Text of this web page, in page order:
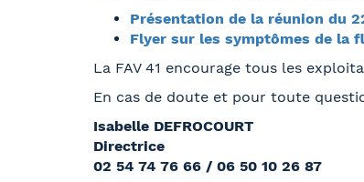
Présentation de la réunion du
Flyer sur les symptômes de la
La FAV 41 encourage tous les
En cas de doute et pour toute
Isabelle DEFROCOURT
Directrice
02 54 74 76 66 / 06 50 10 26 87